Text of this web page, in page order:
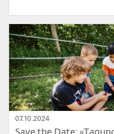
Bild
07.10.2024
Save the Date: